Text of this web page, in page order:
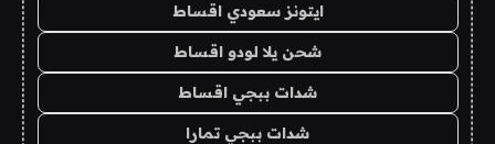
ايتونز سعودي اقساط
شحن يلا لودو اقساط
شدات ببجي اقساط
شدات ببجي تمارا